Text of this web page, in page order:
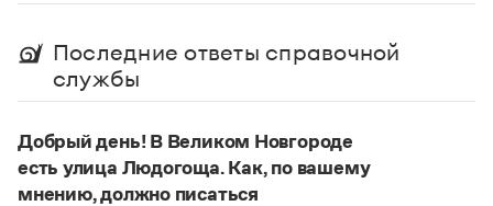
Справочники
Правила русской орфографии и пунктуации
Русский язык. Краткий теоретический курс
для школьников
Управление в русском языке
Словарь методических терминов
Правила русской орфографии и пунктуации
Последние ответы справочной
службы
Добрый день! В Великом Новгороде
есть улица Людогоща. Как, по вашему
мнению, должно писаться